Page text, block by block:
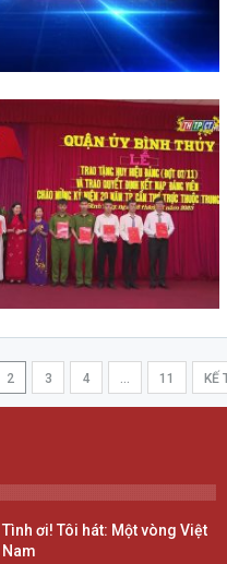
2 3 4 11 KẾ
Tình ơi! Tôi hát: Một vòng Việt
Nam